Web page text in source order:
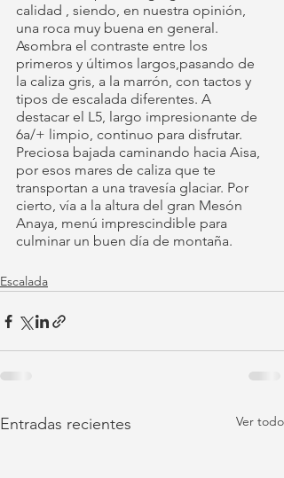
calidad , siendo, en nuestra opinión,
una roca muy buena en general.
Asombra el contraste entre los
primeros y últimos largos,pasando de
la caliza gris, a la marrón, con tactos y
tipos de escalada diferentes. A
destacar el L5, largo impresionante de
6a/+ limpio, continuo para disfrutar.
Preciosa bajada caminando hacia Aisa,
por esos mares de caliza que te
transportan a una travesía glaciar. Por
cierto, vía a la altura del gran Mesón
Anaya, menú imprescindible para
culminar un buen día de montaña.
Escalada
Entradas recientes Ver todo